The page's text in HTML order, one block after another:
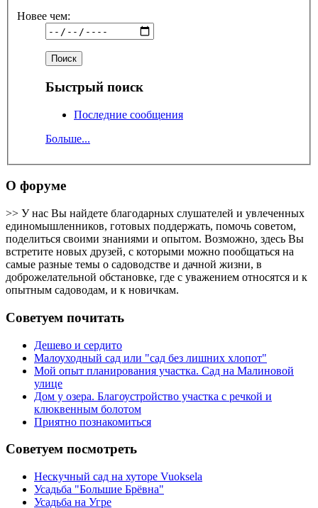
Новее чем:
Быстрый поиск
Последние сообщения
Больше...
О форуме
>> У нас Вы найдете благодарных слушателей и увлеченных
единомышленников, готовых поддержать, помочь советом,
поделиться своими знаниями и опытом. Возможно, здесь Вы
встретите новых друзей, с которыми можно пообщаться на
самые разные темы о садоводстве и дачной жизни, в
доброжелательной обстановке, где с уважением относятся и к
опытным садоводам, и к новичкам.
Советуем почитать
Дешево и сердито
Малоуходный сад или "сад без лишних хлопот"
Мой опыт планирования участка. Сад на Малиновой
улице
Дом у озера. Благоустройство участка с речкой и
клюквенным болотом
Приятно познакомиться
Советуем посмотреть
Нескучный сад на хуторе Vuoksela
Усадьба "Большие Брёвна"
Усадьба на Угре